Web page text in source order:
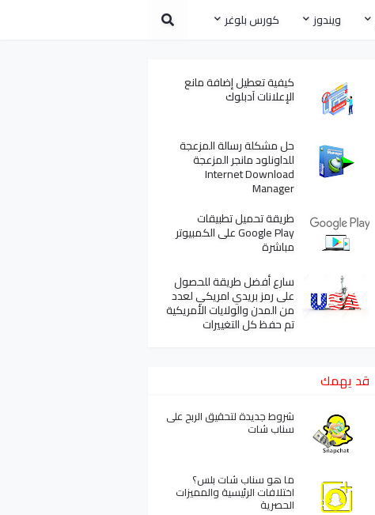
ويندوز كورس بلوغر
كيفية تعطيل إضافة مانع
الإعلانات آدبلوك
حل مشكلة رسالة المزعجة
للداونلود مانجر المزعجة
Internet Download
Manager
طريقة تحميل تطبيقات
Google Play على الكمبيوتر
مباشرة
سارع أفضل طريقة للحصول
على رمز بريدي امريكي لعدد
من المدن والولايات الأمريكية
تم حفظ كل التغييرات
قد يهمك
شروط جديدة لتحقيق الربح على
سناب شات
ما هو سناب شات بلس؟
اختلافات الرئيسية والمميزات
الحصرية